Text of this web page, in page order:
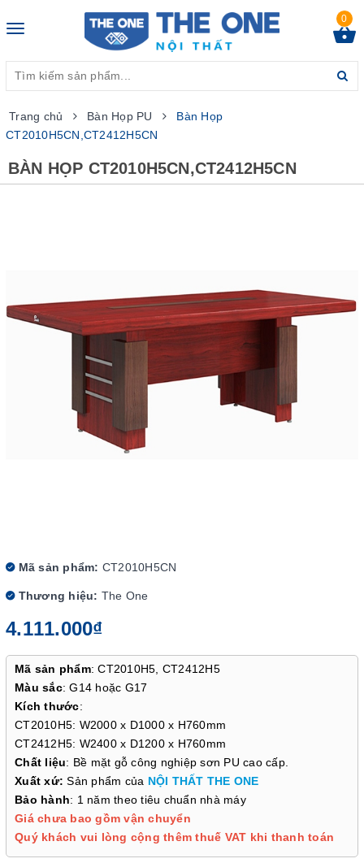
Toggle
0
Trang chủ Bàn Họp PU
Bàn Họp
CT2010H5CN,CT2412H5CN
BÀN HỌP CT2010H5CN,CT2412H5CN
Mã sản phẩm: CT2010H5CN
Thương hiệu: The One
4.111.000₫
Mã sản phẩm: CT2010H5, CT2412H5
Màu sắc: G14 hoặc G17
Kích thước:
CT2010H5: W2000 x D1000 x H760mm
CT2412H5: W2400 x D1200 x H760mm
Chất liệu: Bề mặt gỗ công nghiệp sơn PU cao cấp.
Xuất xứ: Sản phẩm của NỘI THẤT THE ONE
Bảo hành: 1 năm theo tiêu chuẩn nhà máy
Giá chưa bao gồm vận chuyển
Quý khách vui lòng cộng thêm thuế VAT khi thanh toán